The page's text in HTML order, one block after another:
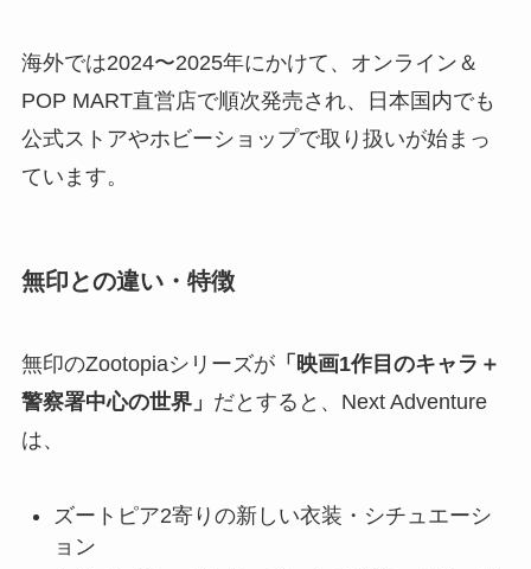
海外では2024〜2025年にかけて、オンライン＆
POP MART直営店で順次発売され、日本国内でも
公式ストアやホビーショップで取り扱いが始まっ
ています。
無印との違い・特徴
無印のZootopiaシリーズが「映画1作目のキャラ＋
警察署中心の世界」 だとすると、Next Adventure
は、
ズートピア2寄りの新しい衣装・シチュエーシ
ョン